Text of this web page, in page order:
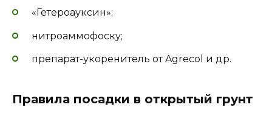
«Гетероауксин»;
нитроаммофоску;
препарат-укоренитель от Agrecol и др.
Правила посадки в открытый грунт